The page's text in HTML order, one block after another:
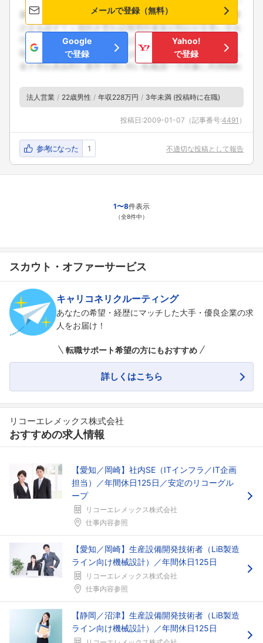
メールで登録（無料）
Google
で登録
Yahoo!
で登録
法人営業 22歳男性 年収228万円 3年未満 (投稿時に在職)
投稿日:2009-01-07 （記事番号:4491 ）
参考になった 1 不適切な投稿として報告
1〜8件表示
（全8件中）
スカウト・オファーサービス
キャリコネリクルーティング
あなたの希望・経歴にマッチした大手・優良企業の求
人をお届け！
転職サポート希望の方にもおすすめ
詳しくはこちら
リコーエレメックス株式会社
おすすめの求人情報
【愛知／岡崎】社内SE（ITインフラ／IT企画
担当）／年間休日125日／安定のリコーグル
ープ
リコーエレメックス株式会社
仕事内容参照
【愛知／岡崎】生産設備開発技術者（LiB製造
ライン向け機械設計）／年間休日125日
リコーエレメックス株式会社
仕事内容参照
【静岡／沼津】生産設備開発技術者（LiB製造
ライン向け機械設計）／年間休日125日